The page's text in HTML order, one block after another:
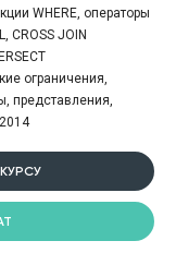
WHERE, операторы
CROSS JOIN
ограничения,
представления,